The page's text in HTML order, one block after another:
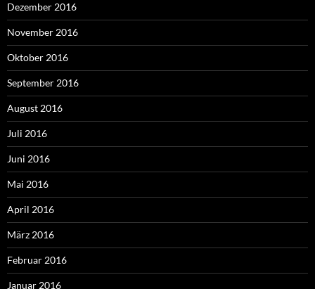
Dezember 2016
November 2016
Oktober 2016
September 2016
August 2016
Juli 2016
Juni 2016
Mai 2016
April 2016
März 2016
Februar 2016
Januar 2016